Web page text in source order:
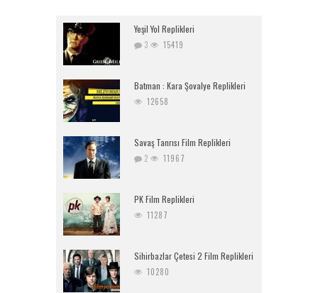
Yeşil Yol Replikleri
3 15419
Batman : Kara Şovalye Replikleri
12658
Savaş Tanrısı Film Replikleri
2 11967
PK Film Replikleri
11287
Sihirbazlar Çetesi 2 Film Replikleri
10280